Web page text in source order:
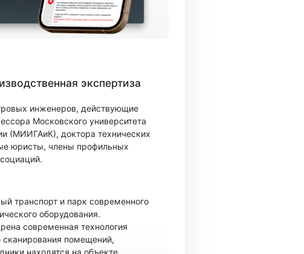
экспертиза
инженеров, действующие
Московского университета
(МИИГАиК), доктора технических
юристы, члены профильных
транспорт и парк современного
оборудования.
современная технология
сканирования помещений,
находятся на объекте